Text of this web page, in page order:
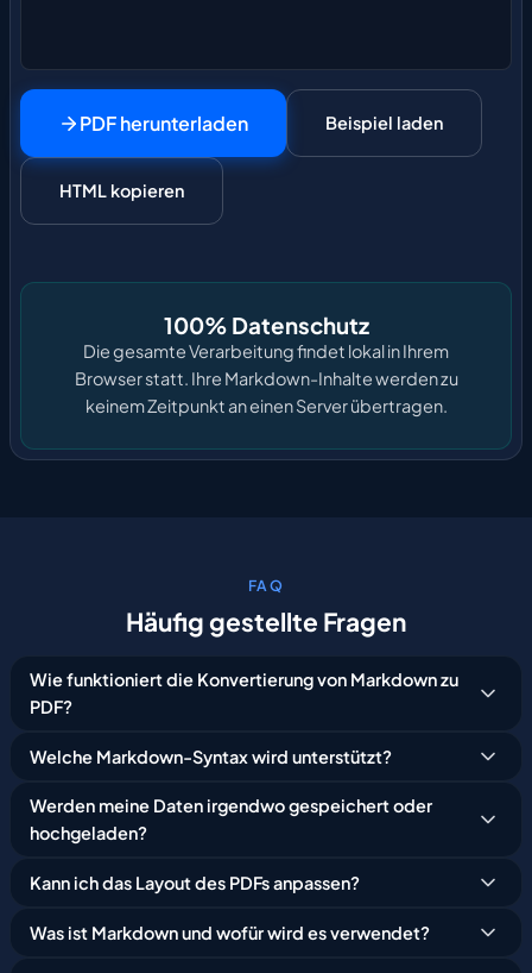
PDF herunterladen Beispiel laden
HTML kopieren
100% Datenschutz
Die gesamte Verarbeitung findet lokal in Ihrem
Browser statt. Ihre Markdown-Inhalte werden zu
keinem Zeitpunkt an einen Server übertragen.
FAQ
Häufiggestellte Fragen
Wie funktioniert die Konvertierung von Markdown zu
PDF?
Welche Markdown-Syntax wird unterstützt?
Werden meine Daten irgendwo gespeichert oder
hochgeladen?
Kann ich das Layout des PDFs anpassen?
Was ist Markdown und wofür wird es verwendet?